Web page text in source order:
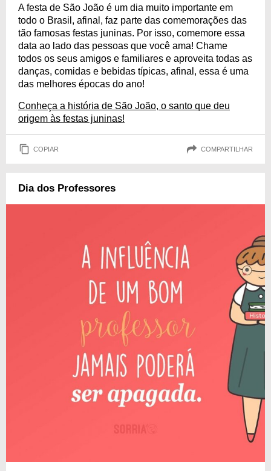
A festa de São João é um dia muito importante em
todo o Brasil, afinal, faz parte das comemorações das
tão famosas festas juninas. Por isso, comemore essa
data ao lado das pessoas que você ama! Chame
todos os seus amigos e familiares e aproveita todas as
danças, comidas e bebidas típicas, afinal, essa é uma
das melhores épocas do ano!
Conheça a história de São João, o santo que deu
origem às festas juninas!
COPIAR COMPARTILHAR
Dia dos Professores